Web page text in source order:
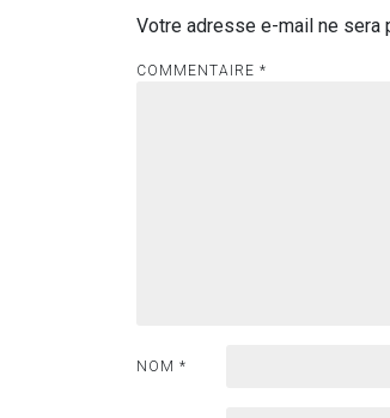
Votre adresse e-mail ne sera
COMMENTAIRE *
NOM *